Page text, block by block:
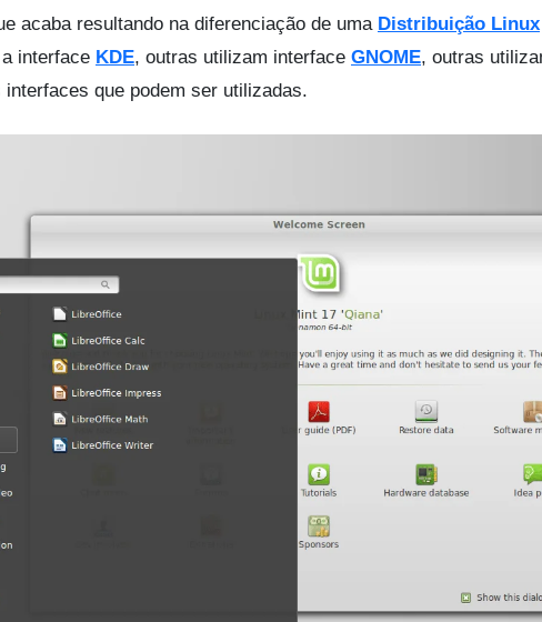
acaba resultando na diferenciação de uma Distribuição Linux
interface KDE, outras utilizam interface GNOME, outras
que podem ser utilizadas.